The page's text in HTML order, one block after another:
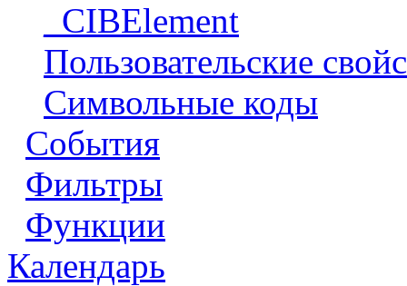
_CIBElement
Пользовательские
Символьные коды
События
Фильтры
Функции
Календарь